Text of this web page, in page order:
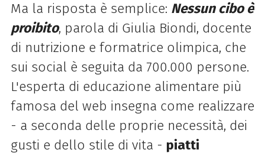
Ma la risposta è semplice: Nessun cibo è
proibito, parola di Giulia Biondi, docente
di nutrizione e formatrice olimpica, che
sui social è seguita da 700.000 persone.
L'esperta di educazione alimentare più
famosa del web insegna come realizzare
- a seconda delle proprie necessità, dei
gusti e dello stile di vita - piatti